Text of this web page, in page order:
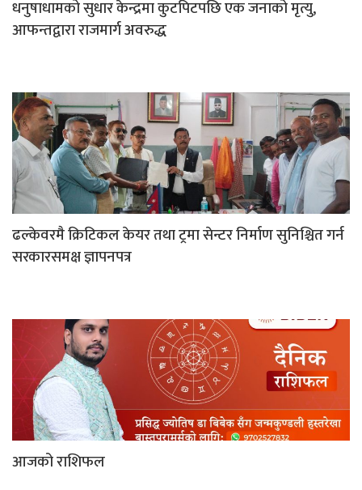
धनुषाधामको सुधार केन्द्रमा कुटपिटपछि एक जनाको मृत्यु,
आफन्तद्वारा राजमार्ग अवरुद्ध
ढल्केवरमै क्रिटिकल केयर तथा ट्रमा सेन्टर निर्माण सुनिश्चित गर्न
सरकारसमक्ष ज्ञापनपत्र
आजको राशिफल